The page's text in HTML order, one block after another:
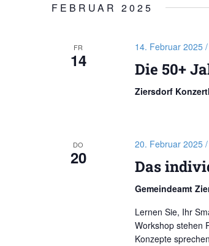
FEBRUAR 2025
FR
14
14. Februar 2025
Die 50+
Ziersdorf
DO
20
20. Februar 2025
Das
Gemeindeamt
Lernen Sie, Ihr
Workshop stehen
Konzepte